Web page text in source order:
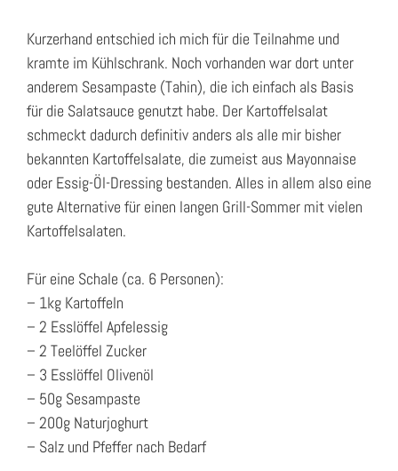
Kurzerhand entschied ich mich für die Teilnahme und
kramte im Kühlschrank. Noch vorhanden war dort unter
anderem Sesampaste (Tahin), die ich einfach als Basis
für die Salatsauce genutzt habe. Der Kartoffelsalat
schmeckt dadurch definitiv anders als alle mir bisher
bekannten Kartoffelsalate, die zumeist aus Mayonnaise
oder Essig-Öl-Dressing bestanden. Alles in allem also eine
gute Alternative für einen langen Grill-Sommer mit vielen
Kartoffelsalaten.
Für eine Schale (ca. 6 Personen):
– 1kg Kartoffeln
– 2 Esslöffel Apfelessig
– 2 Teelöffel Zucker
– 3 Esslöffel Olivenöl
– 50g Sesampaste
– 200g Naturjoghurt
– Salz und Pfeffer nach Bedarf